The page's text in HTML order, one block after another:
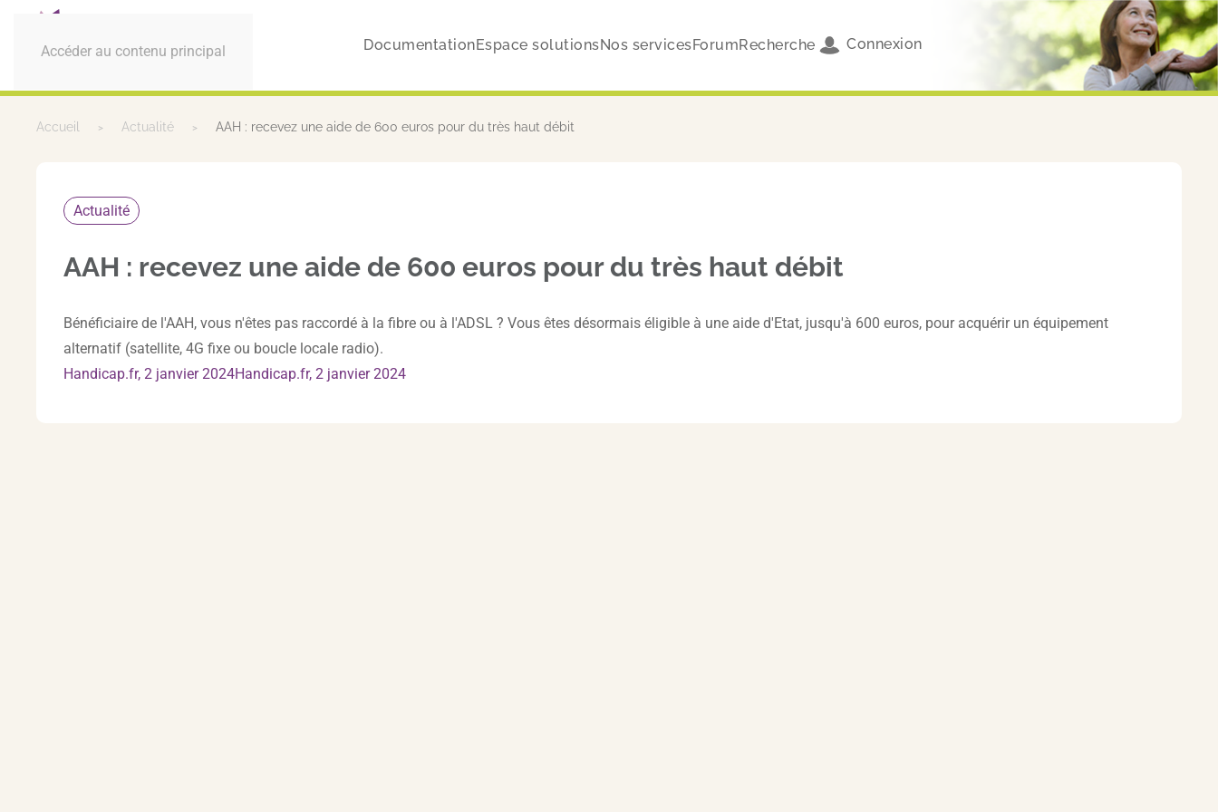
Accéder au contenu principal DocumentationEspace solutionsNos servicesForumRecherche Connexion
Accueil Actualité AAH : recevez une aide de 600 euros pour du très haut débit
Actualité
AAH : recevez une aide de 600 euros pour du très haut débit
Bénéficiaire de l'AAH, vous n'êtes pas raccordé à la fibre ou à l'ADSL ? Vous êtes désormais éligible à une aide d'Etat, jusqu'à 600 euros, pour acquérir un équipement
alternatif (satellite, 4G fixe ou boucle locale radio).
Handicap.fr, 2 janvier 2024Handicap.fr, 2 janvier 2024